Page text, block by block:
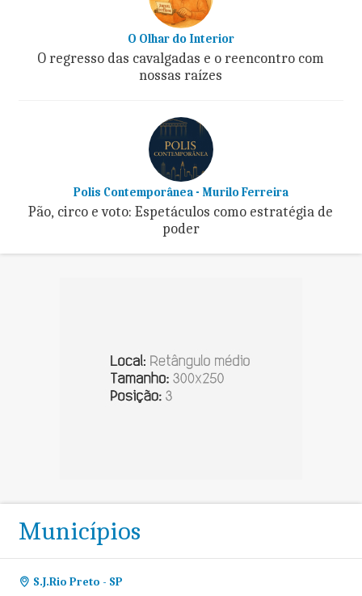
O Olhar do Interior
O regresso das cavalgadas e o reencontro com
nossas raízes
Polis Contemporânea - Murilo Ferreira
Pão, circo e voto: Espetáculos como estratégia de
poder
Municípios
S.J.Rio Preto - SP